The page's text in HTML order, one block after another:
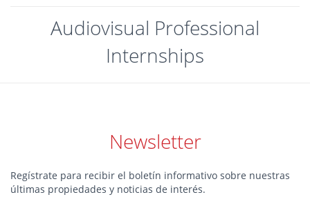
Audiovisual Professional
Internships
Newsletter
Regístrate para recibir el boletín informativo sobre nuestras
últimas propiedades y noticias de interés.